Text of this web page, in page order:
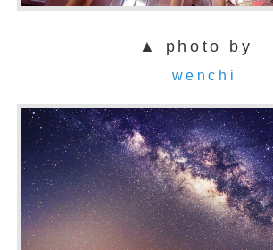
▲ photo by
wenchi